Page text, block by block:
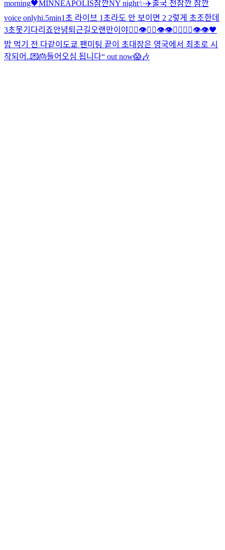
morning🖤MINNEAPOLIS잠깐NY night✨✈️출국 전잠깐 잠깐
voice onlyhi.5min1초 라이브 1초라도 안 보이면 2 2렇게 초조한데
3초못기다리죠안녕퇴근길 오랜만이야🖐🏻👁🖐🏻👁👁🖐🏻🖐🏻👁👁🖤
밥 먹기 전 다같이 도쿄 팬미팅 끝이 초대장은 영국에서 최초로 시
작되어..💌🎂들어오심 됩니다“ out now😱🎶